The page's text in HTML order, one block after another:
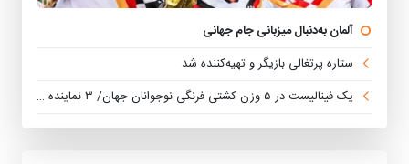
آلمان به‌دنبال میزبانی جام جهانی
ستاره پرتغالی بازیگر و تهیه‌کننده شد
یک فینالیست در ۵ وزن کشتی فرنگی نوجوانان جهان/ ۳ نماینده ایران حذف شدند